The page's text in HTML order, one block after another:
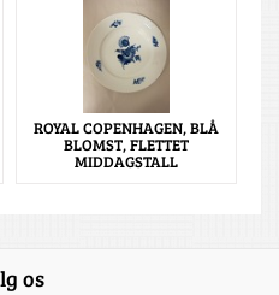
ROYAL COPENHAGEN, BLÅ
BLOMST, FLETTET
MIDDAGSTALL
os